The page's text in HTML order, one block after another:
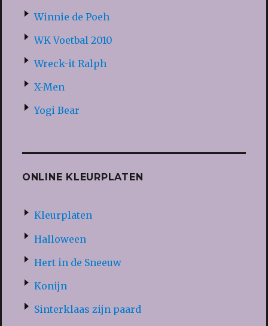
Winnie de Poeh
WK Voetbal 2010
Wreck-it Ralph
X-Men
Yogi Bear
ONLINE KLEURPLATEN
Kleurplaten
Halloween
Hert in de Sneeuw
Konijn
Sinterklaas zijn paard